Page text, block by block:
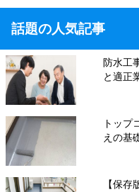
話題の人気記事
防水工
と適正
トップ
えの基
【保